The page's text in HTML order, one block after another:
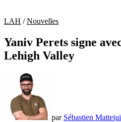
LAH /Nouvelles
Yaniv Perets signe
Lehigh Valley
par Sébastien Matte